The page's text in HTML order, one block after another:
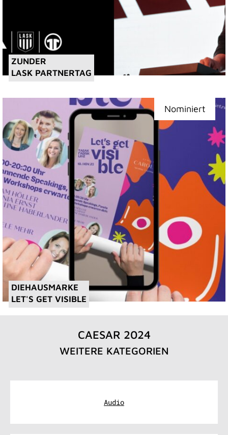
ZUNDER
LASK PARTNERTAG
Nominiert
DIEHAUSMARKE
LET'S GET VISIBLE
CAESAR 2024
WEITERE KATEGORIEN
Audio